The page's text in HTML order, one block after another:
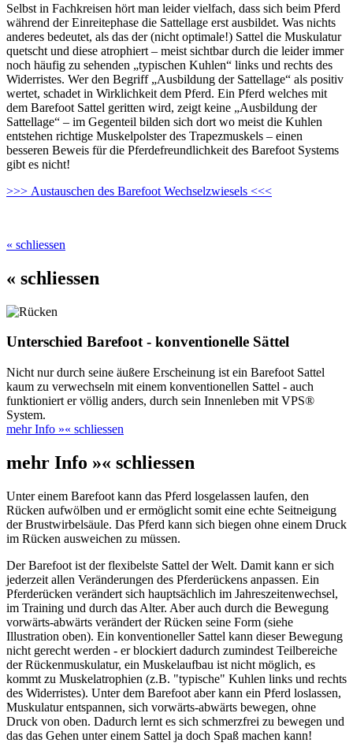
Selbst in Fachkreisen hört man leider vielfach, dass sich beim Pferd
während der Einreitephase die Sattellage erst ausbildet. Was nichts
anderes bedeutet, als das der (nicht optimale!) Sattel die Muskulatur
quetscht und diese atrophiert – meist sichtbar durch die leider immer
noch häufig zu sehenden „typischen Kuhlen“ links und rechts des
Widerristes. Wer den Begriff „Ausbildung der Sattellage“ als positiv
wertet, schadet in Wirklichkeit dem Pferd. Ein Pferd welches mit
dem Barefoot Sattel geritten wird, zeigt keine „Ausbildung der
Sattellage“ – im Gegenteil bilden sich dort wo meist die Kuhlen
entstehen richtige Muskelpolster des Trapezmuskels – einen
besseren Beweis für die Pferdefreundlichkeit des Barefoot Systems
gibt es nicht!
>>> Austauschen des Barefoot Wechselzwiesels <<<
« schliessen
« schliessen
Unterschied Barefoot - konventionelle Sättel
Nicht nur durch seine äußere Erscheinung ist ein Barefoot Sattel
kaum zu verwechseln mit einem konventionellen Sattel - auch
funktioniert er völlig anders, durch sein Innenleben mit VPS®
System.
mehr Info »« schliessen
mehr Info »« schliessen
Unter einem Barefoot kann das Pferd losgelassen laufen, den
Rücken aufwölben und er ermöglicht somit eine echte Seitneigung
der Brustwirbelsäule. Das Pferd kann sich biegen ohne einem Druck
im Rücken ausweichen zu müssen.
Der Barefoot ist der flexibelste Sattel der Welt. Damit kann er sich
jederzeit allen Veränderungen des Pferderückens anpassen. Ein
Pferderücken verändert sich hauptsächlich im Jahreszeitenwechsel,
im Training und durch das Alter. Aber auch durch die Bewegung
vorwärts-abwärts verändert der Rücken seine Form (siehe
Illustration oben). Ein konventioneller Sattel kann dieser Bewegung
nicht gerecht werden - er blockiert dadurch zumindest Teilbereiche
der Rückenmuskulatur, ein Muskelaufbau ist nicht möglich, es
kommt zu Muskelatrophien (z.B. "typische" Kuhlen links und rechts
des Widerristes). Unter dem Barefoot aber kann ein Pferd loslassen,
Muskulatur entspannen, sich vorwärts-abwärts bewegen, ohne
Druck von oben. Dadurch lernt es sich schmerzfrei zu bewegen und
das das Gehen unter einem Sattel ja doch Spaß machen kann!